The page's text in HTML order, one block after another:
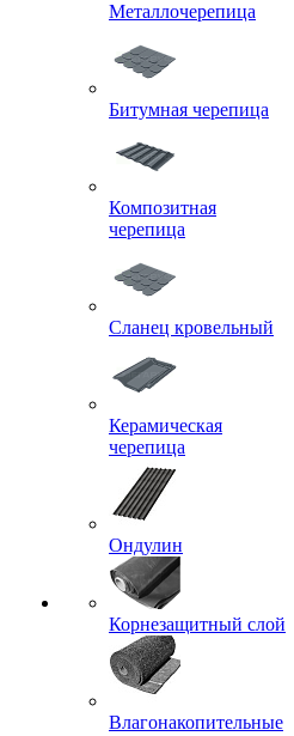
Металлочерепица
Битумная черепица
Композитная
черепица
Сланец кровельный
Керамическая
черепица
Ондулин
Корнезащитный слой
Влагонакопительные